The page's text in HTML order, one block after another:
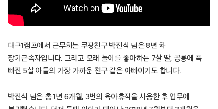
대구1캠프에서 근무하는 쿠팡친구 박진식 님은 8년 차
장기근속자입니다. 그리고 모래 놀이를 좋아하는 7살 딸, 공룡에 푹
빠진 5살 아들의 가장 가까운 친구 같은 아빠이기도 합니다.
박진식 님은 총 1년 6개월, 3번의 육아휴직을 사용한 후 업무에